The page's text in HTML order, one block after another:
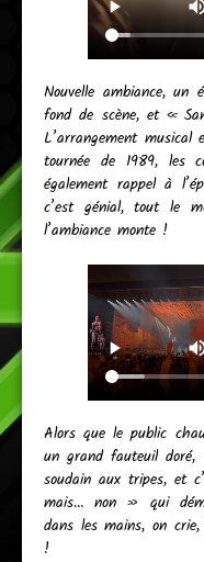
Nouvelle ambiance, un
fond de scène, et «
L’arrangement
tournée de 1989, les
également rappel à
c’est génial, tout le
l’ambiance monte !
Alors que le public
un grand fauteuil doré,
soudain aux tripes, et
mais… non » qui
dans les mains, on
!